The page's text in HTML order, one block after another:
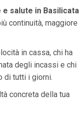
salute in Basilicata
continuità, maggiore
in cassa, chi ha
degli incassi e chi
di tutti i giorni.
concreta della tua